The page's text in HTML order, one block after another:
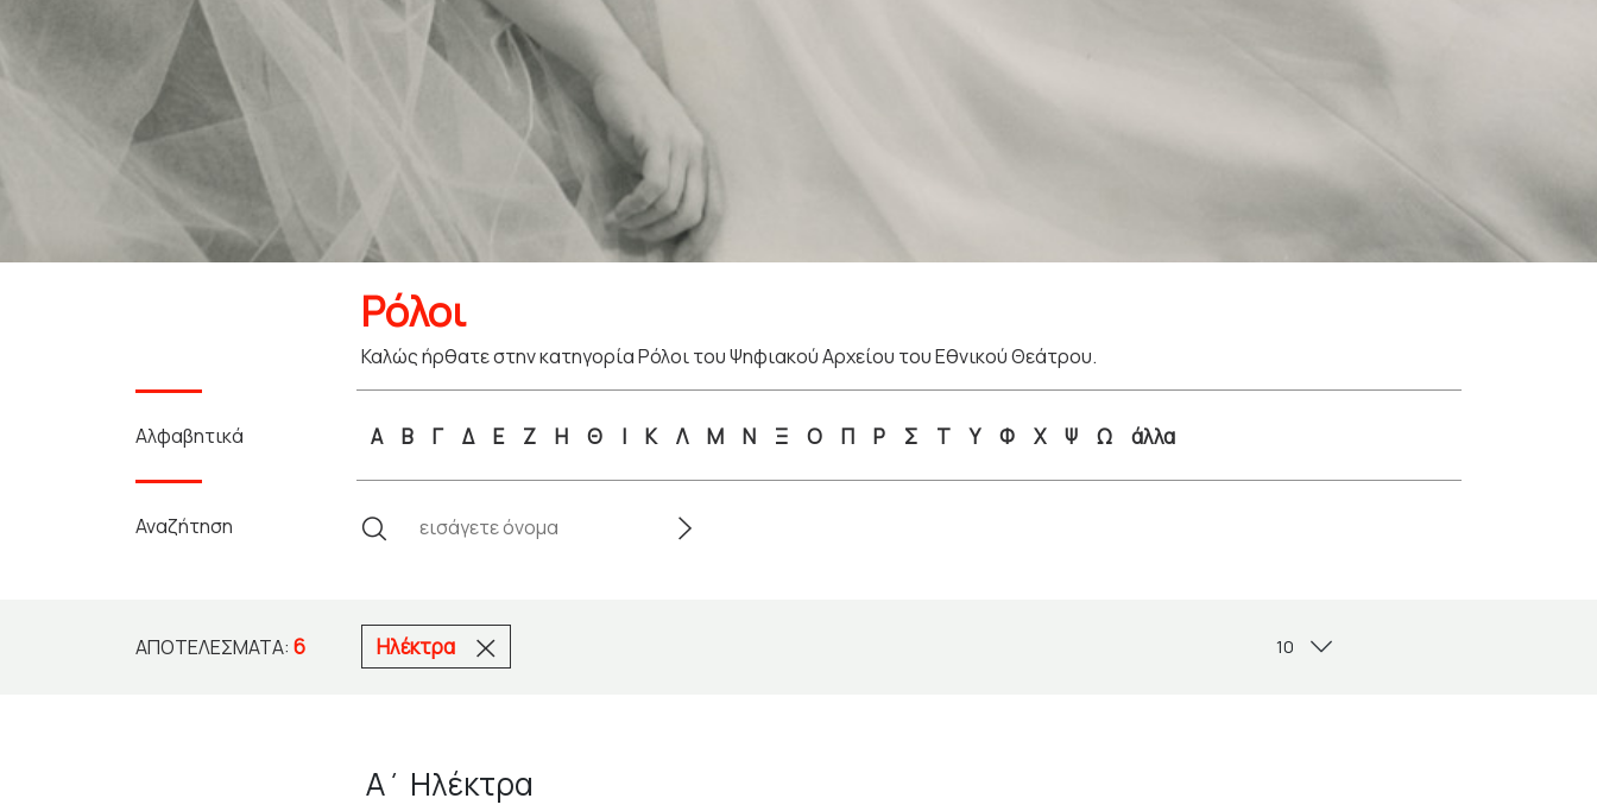
Ρόλοι
Καλώς ήρθατε στην κατηγορία Ρόλοι του Ψηφιακού Αρχείου του Εθνικού Θεάτρου.
Αλφαβητικά Α Β Γ Δ Ε Ζ Η Θ Ι Κ Λ Μ Ν Ξ Ο Π Ρ Σ Τ Υ Φ Χ Ψ Ω άλλα
Αναζήτηση
ΑΠΟΤΕΛΈΣΜΑΤΑ: 6 Ηλέκτρα
Α΄ Ηλέκτρα